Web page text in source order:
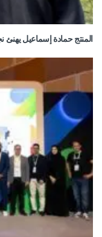
المنتج حمادة إسماعيل يهنئ